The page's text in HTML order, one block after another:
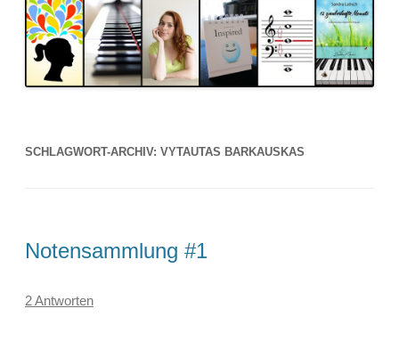
SCHLAGWORT-ARCHIV: VYTAUTAS BARKAUSKAS
Notensammlung #1
2 Antworten